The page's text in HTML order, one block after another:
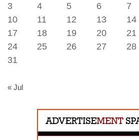
3
4 5 6 7
10
11 12 13 14
17
18 19 20 21
24
25 26 27 28
31
« Jul